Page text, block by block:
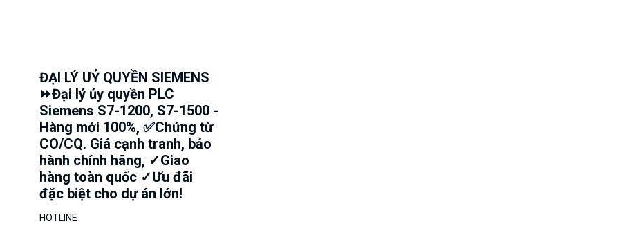
ĐẠI LÝ UỶ QUYỀN SIEMENS
⏩Đại lý ủy quyền PLC
Siemens S7-1200, S7-1500 -
Hàng mới 100%, ✅Chứng từ
CO/CQ. Giá cạnh tranh, bảo
hành chính hãng, ✓Giao
hàng toàn quốc ✓Ưu đãi
đặc biệt cho dự án lớn!
HOTLINE